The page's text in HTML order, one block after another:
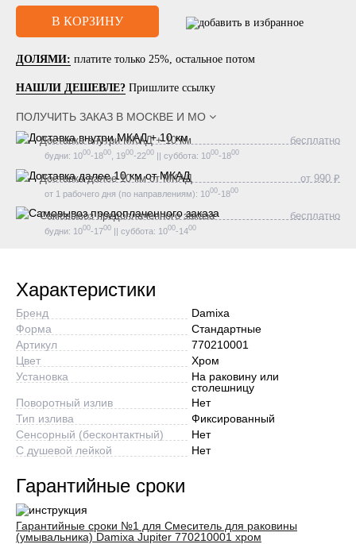
ДОЛЯМИ: платите только 25%, остальное потом
НАШЛИ ДЕШЕВЛЕ? Пришлите ссылку
ПОЛУЧИТЬ ЗАКАЗ В МОСКВЕ И МО
Доставка внутри МКАД + 10 км
будни: 1000-1800 , 1900-2200 || суббота: 1000-1800
бесплатно
Доставка далее 10 км от МКАД
от 1 рабочего дня (по направлениям): 1000-1800
от 990 ₽
Самовывоз предоплаченного заказа
будни: 1000-1700 || суббота: 1000-1400
бесплатно
Характеристики
Бренд
Damixa
Форма
Стандартные
Артикул
770210001
Цвет
Хром
Установка
На раковину или
столешницу
Поворотный излив
Нет
Тип излива
Фиксированный
Сенсорный (бесконтактный)
Нет
С душевой лейкой
Нет
Гарантийные сроки
Гарантийные сроки №1 для Смеситель для раковины
(умывальника) Damixa Jupiter 770210001 хром